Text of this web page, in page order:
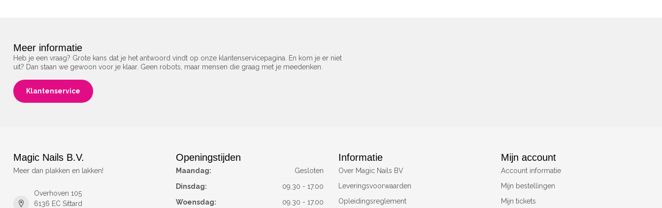
Meer informatie
Heb je een vraag? Grote kans dat je het antwoord vindt op onze klantenservicepagina. En kom je er niet
uit? Dan staan we gewoon voor je klaar. Geen robots, maar mensen die graag met je meedenken.
Klantenservice
Magic Nails B.V.
Meer dan plakken en lakken!
Overhoven 105
6136 EC Sittard
Openingstijden
Maandag:
Gesloten
Dinsdag:
09.30 - 17.00
Woensdag:
09.30 - 17.00
Informatie
Over Magic Nails BV
Leveringsvoorwaarden
Opleidingsreglement
Mijn account
Account informatie
Mijn bestellingen
Mijn tickets